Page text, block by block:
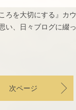
ろを大切にする』カウ
い、日々ブログに綴っ
次ページ